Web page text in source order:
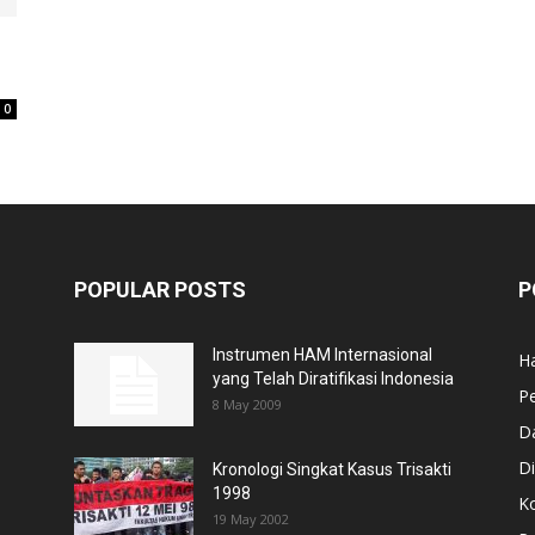
0
POPULAR POSTS
Instrumen HAM Internasional
yang Telah Diratifikasi Indonesia
8 May 2009
Kronologi Singkat Kasus Trisakti
1998
19 May 2002